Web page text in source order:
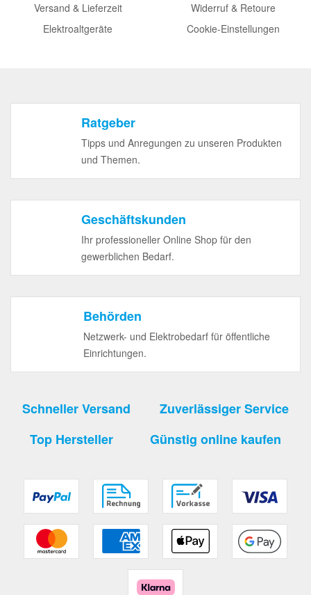
Versand & Lieferzeit
Elektroaltgeräte
Widerruf & Retoure
Cookie-Einstellungen
Ratgeber
Tipps und Anregungen zu unseren Produkten
und Themen.
Geschäftskunden
Ihr professioneller Online Shop für den
gewerblichen Bedarf.
Behörden
Netzwerk- und Elektrobedarf für öffentliche
Einrichtungen.
Schneller Versand
Zuverlässiger Service
Top Hersteller
Günstig online kaufen